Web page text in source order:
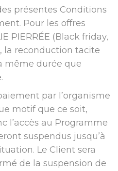
présentes Conditions
Pour les offres
PIERRÉE (Black friday,
la reconduction tacite
même durée que
par l’organisme
motif que ce soit,
l’accès au Programme
suspendus jusqu’à
Le Client sera
de la suspension de